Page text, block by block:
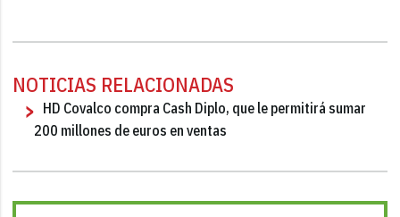
NOTICIAS RELACIONADAS
HD Covalco compra Cash Diplo, que le permitirá sumar
200 millones de euros en ventas